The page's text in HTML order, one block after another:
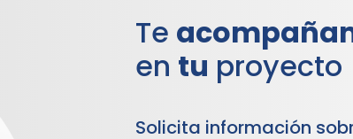
Te
en tu proyecto
Solicita información